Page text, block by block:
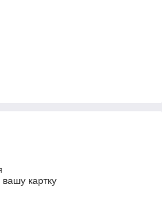
картку